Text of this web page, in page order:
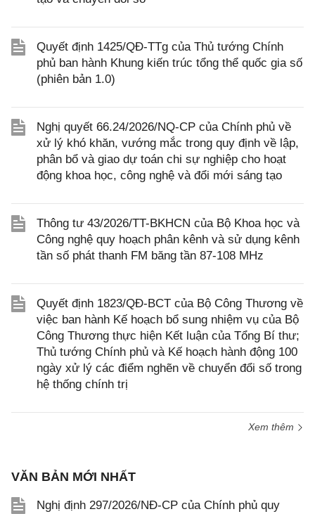
Quyết định 1425/QĐ-TTg của Thủ tướng Chính
phủ ban hành Khung kiến trúc tổng thể quốc gia số
(phiên bản 1.0)
Nghị quyết 66.24/2026/NQ-CP của Chính phủ về
xử lý khó khăn, vướng mắc trong quy định về lập,
phân bổ và giao dự toán chi sự nghiệp cho hoạt
động khoa học, công nghệ và đổi mới sáng tạo
Thông tư 43/2026/TT-BKHCN của Bộ Khoa học và
Công nghệ quy hoạch phân kênh và sử dụng kênh
tần số phát thanh FM băng tần 87-108 MHz
Quyết định 1823/QĐ-BCT của Bộ Công Thương về
việc ban hành Kế hoạch bổ sung nhiệm vụ của Bộ
Công Thương thực hiện Kết luận của Tổng Bí thư;
Thủ tướng Chính phủ và Kế hoạch hành động 100
ngày xử lý các điểm nghẽn về chuyển đổi số trong
hệ thống chính trị
Xem thêm
VĂN BẢN MỚI NHẤT
Nghị định 297/2026/NĐ-CP của Chính phủ quy